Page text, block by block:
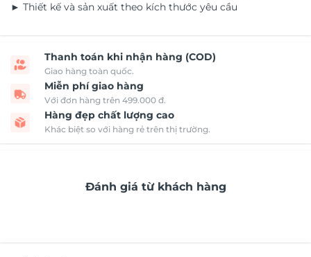
► Thiết kế và sản xuất theo kích thước yêu cầu
Thanh toán khi nhận hàng (COD)
Giao hàng toàn quốc.
Miễn phí giao hàng
Với đơn hàng trên 499.000 đ.
Hàng đẹp chất lượng cao
Khác biệt so với hàng rẻ trên thị trường.
Đánh giá từ khách hàng